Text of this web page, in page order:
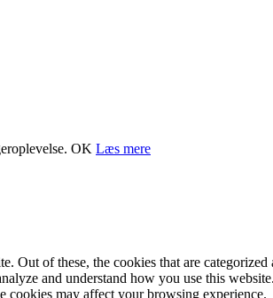
OK Læs mere
of these, the cookies that are categorized
and understand how you use this
cookies may affect your browsing experience.